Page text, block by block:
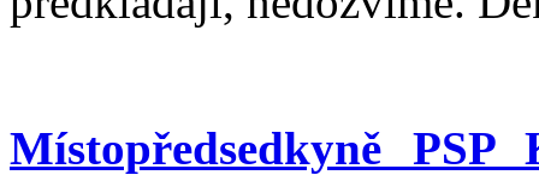
Místopředsedkyně PSP